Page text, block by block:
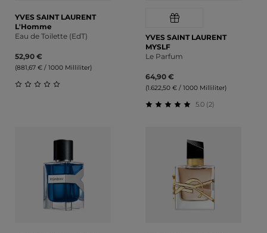
YVES SAINT LAURENT
L'Homme
Eau de Toilette (EdT)
52,90 €
(881,67 € / 1000 Milliliter)
Durchschnittliche Bewertung von 0 von 5 Sternen
YVES SAINT LAURENT
MYSLF
Le Parfum
64,90 €
(1.622,50 € / 1000 Milliliter)
5.0 (2)